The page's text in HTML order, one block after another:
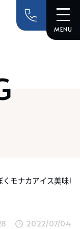
くモナカアイス美味
2022/07/04